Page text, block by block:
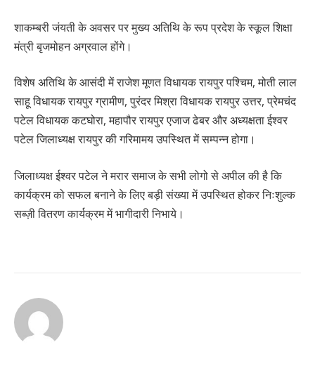
शाकम्बरी जंयती के अवसर पर मुख्य अतिथि के रूप प्रदेश के स्कूल शिक्षा
मंत्री बृजमोहन अग्रवाल होंगे।
विशेष अतिथि के आसंदी में राजेश मूणत विधायक रायपुर पश्चिम, मोती लाल
साहू विधायक रायपुर ग्रामीण, पुरंदर मिश्रा विधायक रायपुर उत्तर, प्रेमचंद
पटेल विधायक कटघोरा, महापौर रायपुर एजाज ढेबर और अध्यक्षता ईश्वर
पटेल जिलाध्यक्ष रायपुर की गरिमामय उपस्थित में सम्पन्न होगा।
जिलाध्यक्ष ईश्वर पटेल ने मरार समाज के सभी लोगो से अपील की है कि
कार्यक्रम को सफल बनाने के लिए बड़ी संख्या में उपस्थित होकर निःशुल्क
सब्ज़ी वितरण कार्यक्रम में भागीदारी निभाये।